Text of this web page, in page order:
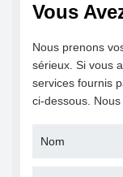
Vous
Nous prenons
sérieux. Si vous
services fournis
ci-dessous.